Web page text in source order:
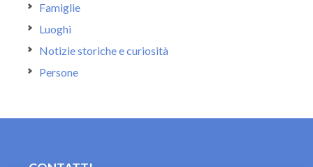
Famiglie
Luoghi
Notizie storiche e curiosità
Persone